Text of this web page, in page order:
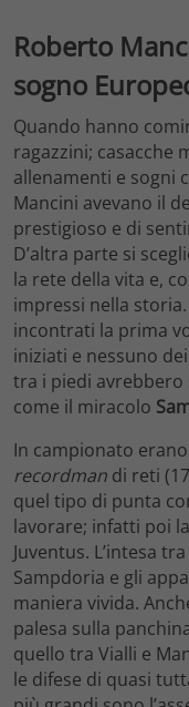
Roberto
sogno
Quando hanno
ragazzini; casacche
allenamenti e sogni
Mancini avevano il
prestigioso e di
D’altra parte si
la rete della vita e,
impressi nella
incontrati la prima
iniziati e nessuno
tra i piedi avrebbero
come il miracolo
In campionato
recordman di reti
quel tipo di punta
lavorare; infatti poi
Juventus. L’intesa
Sampdoria e gli
maniera vivida.
palesa sulla
quello tra Vialli e
le difese di quasi